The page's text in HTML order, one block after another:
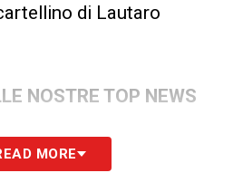
di Lautaro
NOSTRE TOP NEWS
MORE